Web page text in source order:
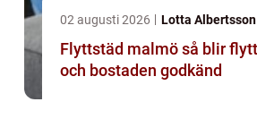
02 augusti 2026 Lotta Albertsson
Flyttstäd malmö så blir flytten enklare
och bostaden godkänd